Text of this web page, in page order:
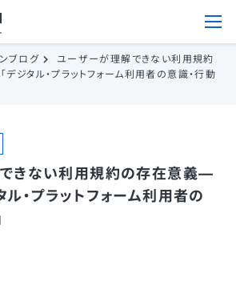
ブログ
ユーザーが理解できない利用規約
ジタル・プラットフォーム利用者の意識・行動
きない利用規約の存在意義—
ル・プラットフォーム利用者の